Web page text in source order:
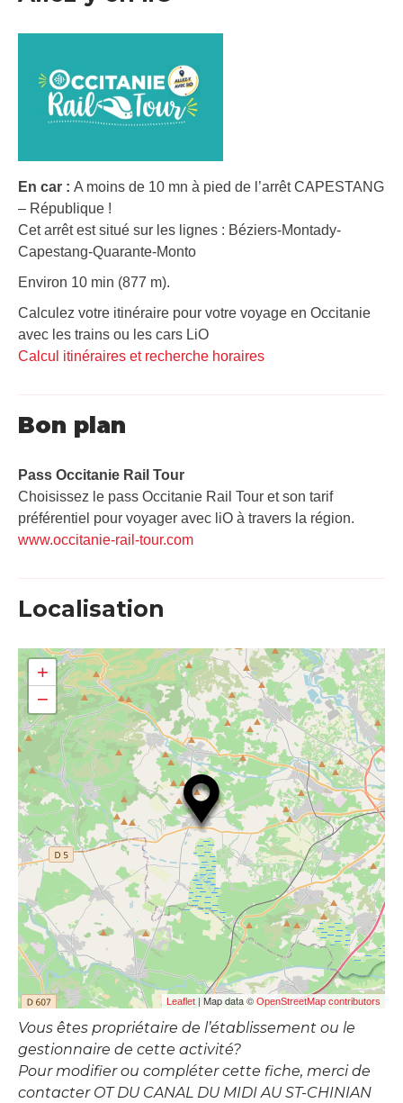
En car : A moins de 10 mn à pied de l’arrêt CAPESTANG
– République !
Cet arrêt est situé sur les lignes : Béziers-Montady-
Capestang-Quarante-Monto
Environ 10 min (877 m).
Calculez votre itinéraire pour votre voyage en Occitanie
avec les trains ou les cars LiO
Calcul itinéraires et recherche horaires
Bon plan
Pass Occitanie Rail Tour​
Choisissez le pass Occitanie Rail Tour et son tarif
préférentiel pour voyager avec liO à travers la région.
www.occitanie-rail-tour.com
Localisation
+
−
Leaflet | Map data © OpenStreetMap contributors
Vous êtes propriétaire de l’établissement ou le
gestionnaire de cette activité?
Pour modifier ou compléter cette fiche, merci de
contacter OT DU CANAL DU MIDI AU ST-CHINIAN